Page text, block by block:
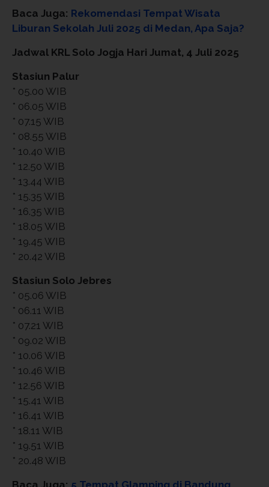
Baca Juga: Rekomendasi Tempat Wisata
Liburan Sekolah Juli 2025 di Medan, Apa Saja?
Jadwal KRL Solo Jogja Hari Jumat, 4 Juli 2025
Stasiun Palur
* 05.00 WIB
* 06.05 WIB
* 07.15 WIB
* 08.55 WIB
* 10.40 WIB
* 12.50 WIB
* 13.44 WIB
* 15.35 WIB
* 16.35 WIB
* 18.05 WIB
* 19.45 WIB
* 20.42 WIB
Stasiun Solo Jebres
* 05.06 WIB
* 06.11 WIB
* 07.21 WIB
* 09.02 WIB
* 10.06 WIB
* 10.46 WIB
* 12.56 WIB
* 15.41 WIB
* 16.41 WIB
* 18.11 WIB
* 19.51 WIB
* 20.48 WIB
Baca Juga: 5 Tempat Glamping di Bandung